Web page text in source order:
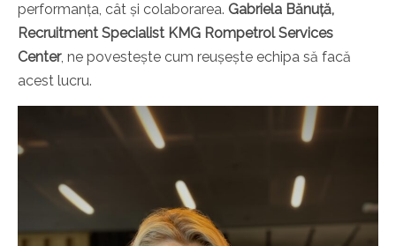
performanța, cât și colaborarea. Gabriela Bănuță,
Recruitment Specialist KMG Rompetrol Services
Center, ne povestește cum reușește echipa să facă
acest lucru.